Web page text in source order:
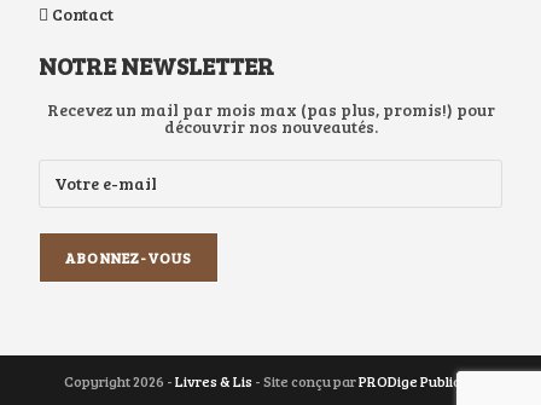
Contact
NOTRE NEWSLETTER
Recevez un mail par mois max (pas plus, promis!) pour
découvrir nos nouveautés.
Copyright 2026 -Livres & Lis- Site conçu parPRODige Publicité